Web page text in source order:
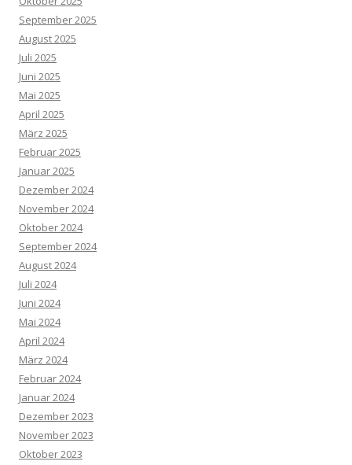
September 2025
August 2025
Juli 2025
Juni 2025
Mai 2025
April 2025
März 2025
Februar 2025
Januar 2025
Dezember 2024
November 2024
Oktober 2024
September 2024
August 2024
Juli 2024
Juni 2024
Mai 2024
April 2024
März 2024
Februar 2024
Januar 2024
Dezember 2023
November 2023
Oktober 2023